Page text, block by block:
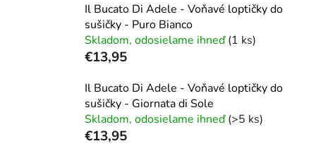
Il Bucato Di Adele - Voňavé loptičky do
sušičky - Puro Bianco
Skladom, odosielame ihneď(1 ks)
€13,95
Il Bucato Di Adele - Voňavé loptičky do
sušičky - Giornata di Sole
Skladom, odosielame ihneď(>5 ks)
€13,95